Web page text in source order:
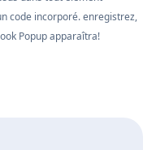
code incorporé. enregistrez,
Popup apparaîtra!